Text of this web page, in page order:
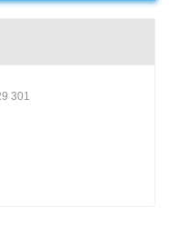
301